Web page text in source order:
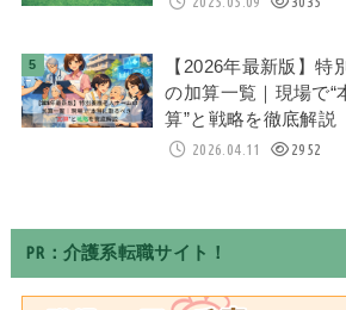
【2026年最新版】特
の加算一覧｜現場で“
算”と戦略を徹底解説
2026.04.11 2952
PR：介護系転職サイト！